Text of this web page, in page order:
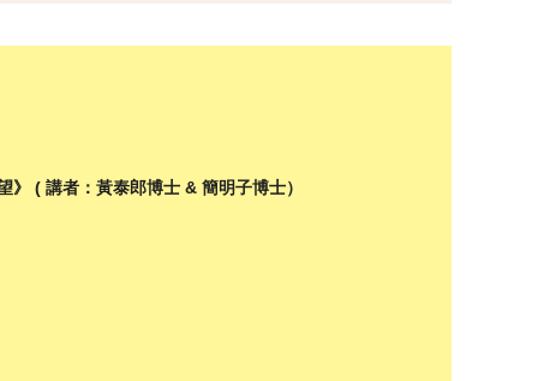
》 ( 講者：黃泰郎博士 & 簡明子博士）